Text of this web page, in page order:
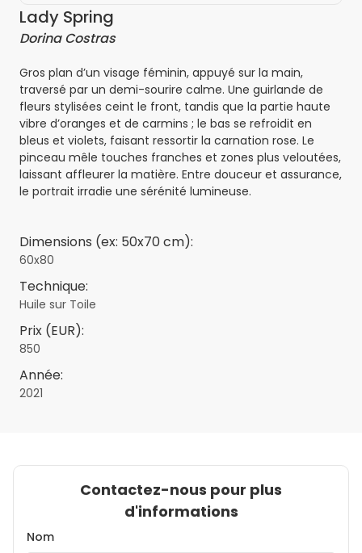
Lady Spring
Dorina Costras
Gros plan d’un visage féminin, appuyé sur la main,
traversé par un demi-sourire calme. Une guirlande de
fleurs stylisées ceint le front, tandis que la partie haute
vibre d’oranges et de carmins ; le bas se refroidit en
bleus et violets, faisant ressortir la carnation rose. Le
pinceau mêle touches franches et zones plus veloutées,
laissant affleurer la matière. Entre douceur et assurance,
le portrait irradie une sérénité lumineuse.
Dimensions (ex: 50x70 cm):
60x80
Technique:
Huile sur Toile
Prix (EUR):
850
Année:
2021
Contactez-nous pour plus
d'informations
Nom